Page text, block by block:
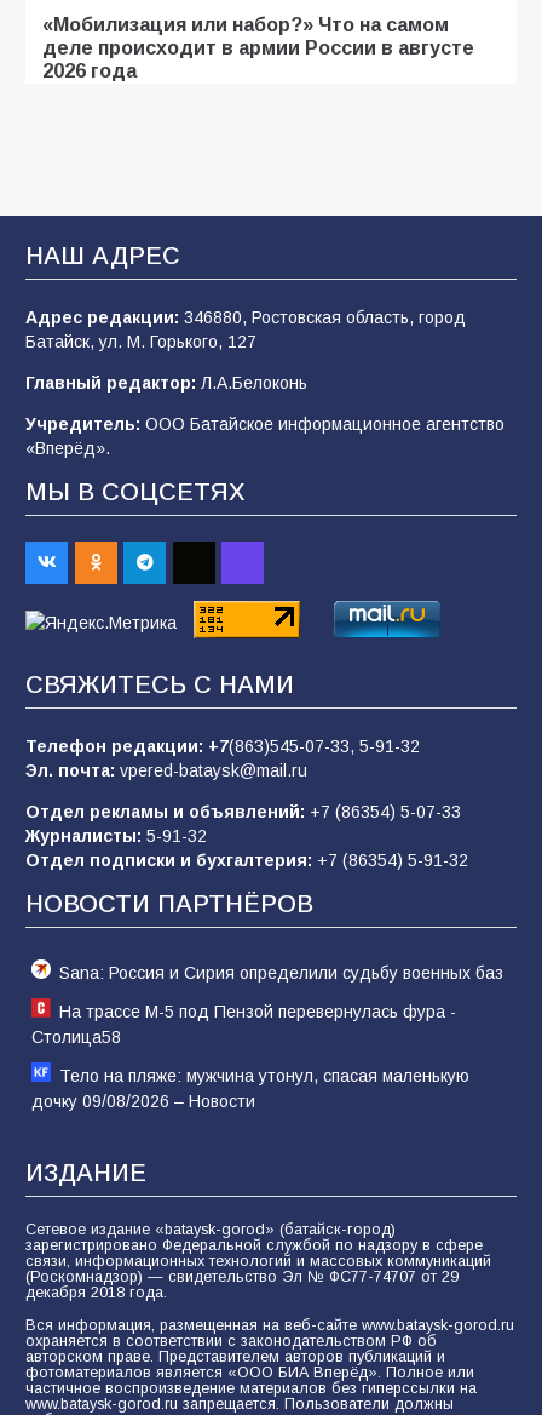
«Мобилизация или набор?» Что на самом
деле происходит в армии России в августе
2026 года
мастер-класс «Бумажный парашют» ко Дню
ВДВ
109 03.08.2026
строительные профессии в ходе
спортивного праздника
92
Батайским спортсменам вручили награды
Евгений Остапенко
Батайчане вышли в финал Всероссийского
конкурса «Большая перемена»
НАШ АДРЕС
Адрес редакции: 346880, Ростовская область, город
Батайск, ул. М. Горького, 127
Главный редактор: Л.А.Белоконь
Учредитель: ООО Батайское информационное агентство
«Вперёд».
МЫ В СОЦСЕТЯХ
СВЯЖИТЕСЬ С НАМИ
Телефон редакции: +7(863)545-07-33, 5-91-32
Эл. почта: vpered-bataysk@mail.ru
Отдел рекламы и объявлений: +7 (86354) 5-07-33
Журналисты: 5-91-32
Отдел подписки и бухгалтерия: +7 (86354) 5-91-32
НОВОСТИ ПАРТНЁРОВ
Sana: Россия и Сирия определили судьбу военных баз
На трассе М-5 под Пензой перевернулась фура -
Столица58
Тело на пляже: мужчина утонул, спасая маленькую
дочку 09/08/2026 – Новости
ИЗДАНИЕ
Сетевое издание «bataysk-gorod» (батайск-город)
зарегистрировано Федеральной службой по надзору в сфере
связи, информационных технологий и массовых коммуникаций
(Роскомнадзор) — свидетельство Эл № ФС77-74707 от 29
декабря 2018 года.
Вся информация, размещенная на веб-сайте www.bataysk-gorod.ru
охраняется в соответствии с законодательством РФ об
авторском праве. Представителем авторов публикаций и
фотоматериалов является «ООО БИА Вперёд». Полное или
частичное воспроизведение материалов без гиперссылки на
www.bataysk-gorod.ru запрещается. Пользователи должны